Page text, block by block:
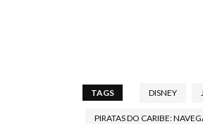
TAGS DISNEY
PIRATAS DO CARIBE: